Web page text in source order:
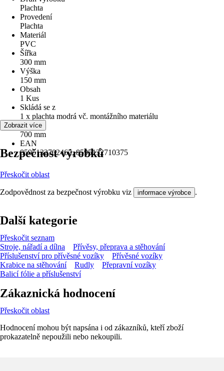
Plachta
Provedení
Plachta
Materiál
PVC
Šířka
300 mm
Výška
150 mm
Obsah
1 Kus
Skládá se z
1 x plachta modrá vč. montážního materiálu
Délka
700 mm
EAN
8595132702462, 8595132710375
Zobrazit více
Bezpečnost výrobků
Přeskočit oblast
Zodpovědnost za bezpečnost výrobku viz informace výrobce .
Další kategorie
Přeskočit seznam
Stroje, nářadí a dílna
Přívěsy, přeprava a stěhování
Příslušenství pro přívěsné vozíky
Přívěsné vozíky
Krabice na stěhování
Rudly
Přepravní vozíky
Balicí fólie a příslušenství
Zákaznická hodnocení
Přeskočit oblast
Hodnocení mohou být napsána i od zákazníků, kteří zboží
prokazatelně nepoužili nebo nekoupili.